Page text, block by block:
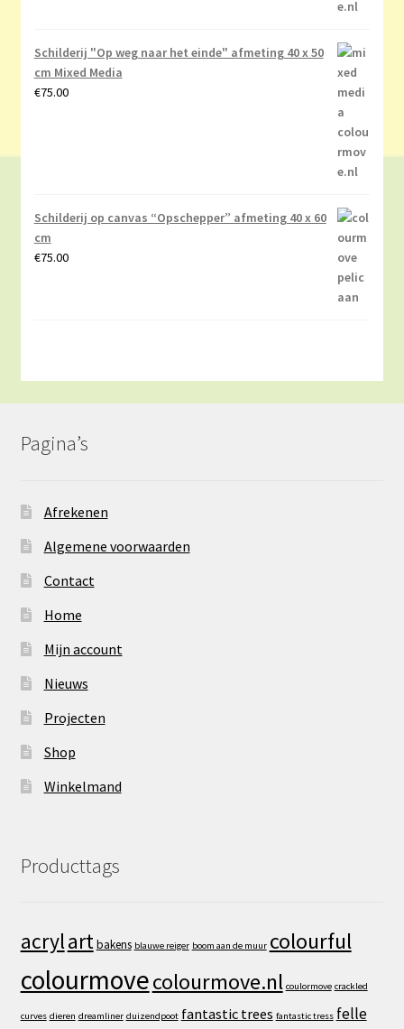
Schilderij "Op weg naar het einde" afmeting 40 x 50
cm Mixed Media
€75.00
Schilderij op canvas “Opschepper” afmeting 40 x 60
cm
€75.00
Pagina’s
Afrekenen
Algemene voorwaarden
Contact
Home
Mijn account
Nieuws
Projecten
Shop
Winkelmand
Producttags
acrylartbakens blauwe reiger boom aan de muur colourful
colourmovecolourmove.nl coulormove crackled
curves dieren dreamliner duizendpoot fantastic trees fantastic tress felle